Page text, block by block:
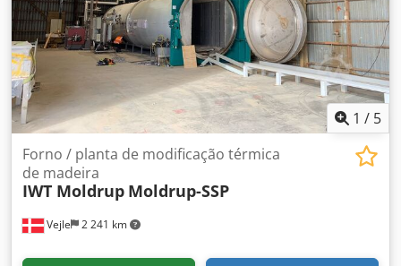
1 / 5
Vejle 2 241 km
Forno / planta de modificação térmica
de madeira
IWT Moldrup Moldrup-SSP